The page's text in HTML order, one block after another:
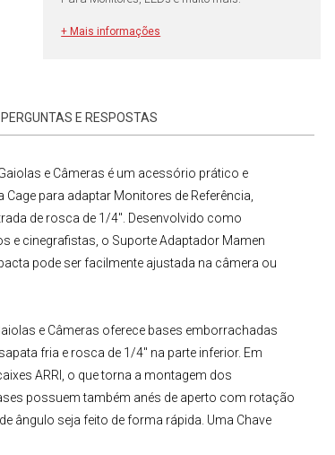
+ Mais informações
PERGUNTAS E RESPOSTAS
e Câmeras é um acessório prático e
Cage para adaptar Monitores de Referência
de rosca de 1/4". Desenvolvido como
e cinegrafistas, o Suporte Adaptador Mamen
pode ser facilmente ajustada na câmera ou
e Câmeras oferece bases emborrachadas
fria e rosca de 1/4" na parte inferior. Em
ARRI, o que torna a montagem dos
possuem também anés de aperto com rotação
ângulo seja feito de forma rápida. Uma Chave